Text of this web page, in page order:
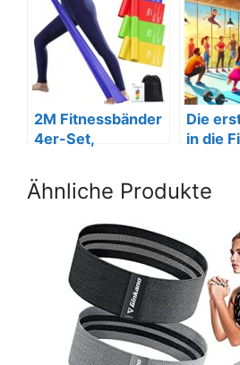
r, Türanker,
Tasche.
2M Fitnessbänder
4er-Set,
r für Sport und
Yoga
Die
in die
Ähnliche Produkte